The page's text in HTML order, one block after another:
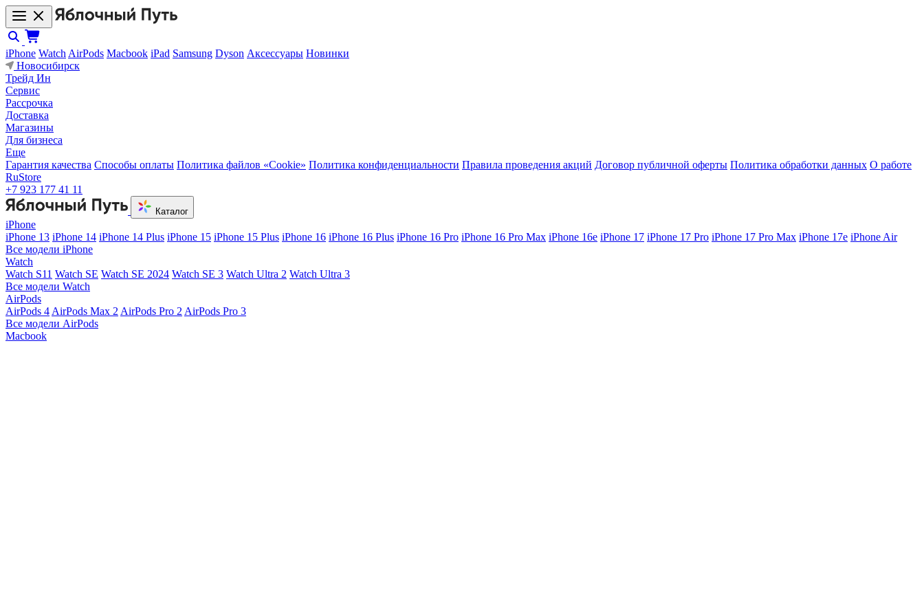
iPhone Watch AirPods Macbook iPad Samsung Dyson Аксессуары Новинки
Новосибирск
Трейд Ин
Сервис
Рассрочка
Доставка
Магазины
Для бизнеса
Еще
Гарантия качества Способы оплаты Политика файлов «Cookie» Политика конфиденциальности Правила проведения акций Договор публичной оферты Политика обработки данных О работе
RuStore
+7 923 177 41 11
Каталог
iPhone
iPhone 13 iPhone 14 iPhone 14 Plus iPhone 15 iPhone 15 Plus iPhone 16 iPhone 16 Plus iPhone 16 Pro iPhone 16 Pro Max iPhone 16e iPhone 17 iPhone 17 Pro iPhone 17 Pro Max iPhone 17e iPhone Air
Все модели iPhone
Watch
Watch S11 Watch SE Watch SE 2024 Watch SE 3 Watch Ultra 2 Watch Ultra 3
Все модели Watch
AirPods
AirPods 4 AirPods Max 2 AirPods Pro 2 AirPods Pro 3
Все модели AirPods
Macbook